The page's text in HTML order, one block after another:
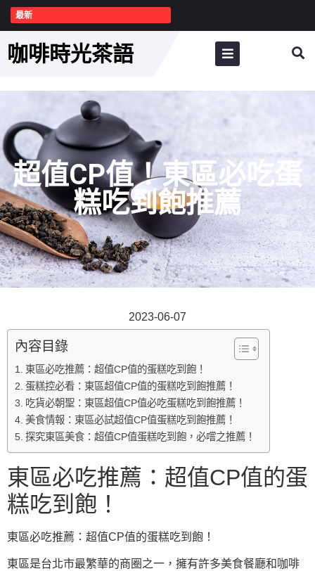
最新
咖啡時光茶語
超值CP值！東區必吃蛋
糕吃到飽推薦
2023-06-07
內容目錄
東區必吃推薦：超值CP值的蛋糕吃到飽！
蛋糕控必看：東區超值CP值的蛋糕吃到飽推薦！
吃貨必朝聖：東區超值CP值必吃蛋糕吃到飽推薦！
美食情報：東區必試超值CP值蛋糕吃到飽推薦！
探究東區美食：超值CP值蛋糕吃到飽，必嚐之推薦！
東區必吃推薦：超值CP值的蛋
糕吃到飽！
東區必吃推薦：超值CP值的蛋糕吃到飽！
東區是台北市最繁華的商圈之一，擁有許多美食餐廳和咖啡